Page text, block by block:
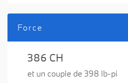
Force
386 CH
et un couple de 398 lb-pi